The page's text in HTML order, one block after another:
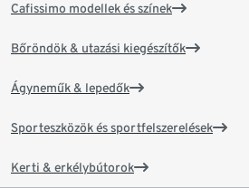
Cafissimo modellek és színek
Bőröndök & utazási kiegészítők
Ágyneműk & lepedők
Sporteszközök és sportfelszerelések
Kerti & erkélybútorok